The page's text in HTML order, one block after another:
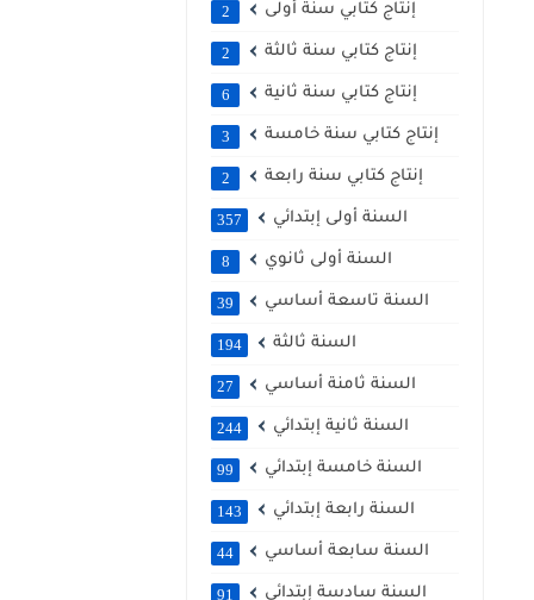
إنتاج كتابي سنة أولى 2
إنتاج كتابي سنة ثالثة 2
إنتاج كتابي سنة ثانية 6
إنتاج كتابي سنة خامسة 3
إنتاج كتابي سنة رابعة 2
السنة أولى إبتدائي 357
السنة أولى ثانوي 8
السنة تاسعة أساسي 39
السنة ثالثة 194
السنة ثامنة أساسي 27
السنة ثانية إبتدائي 244
السنة خامسة إبتدائي 99
السنة رابعة إبتدائي 143
السنة سابعة أساسي 44
السنة سادسة إبتدائي 91